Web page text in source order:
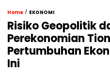
Home / EKONOMI
Risiko Geopolitik
Perekonomian
Pertumbuhan
Ini